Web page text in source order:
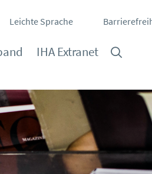
Leichte Sprache
IHA Extranet